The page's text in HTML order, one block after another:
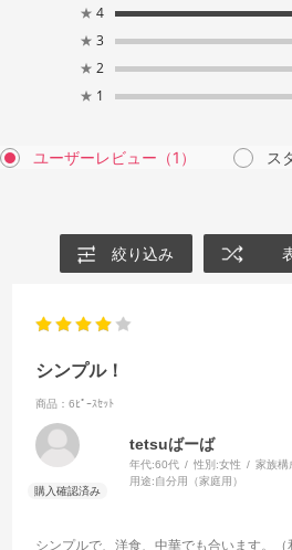
★ 4
★ 3
★ 2
★ 1
ユーザーレビュー （1） ス
絞り込み
シンプル！
商品：6ﾋﾟｰｽｾｯﾄ
tetsuばーば
年代:60代 性別:女性 家族構
用途:自分用（家庭用）
シンプルで、洋食、中華でも合います。（